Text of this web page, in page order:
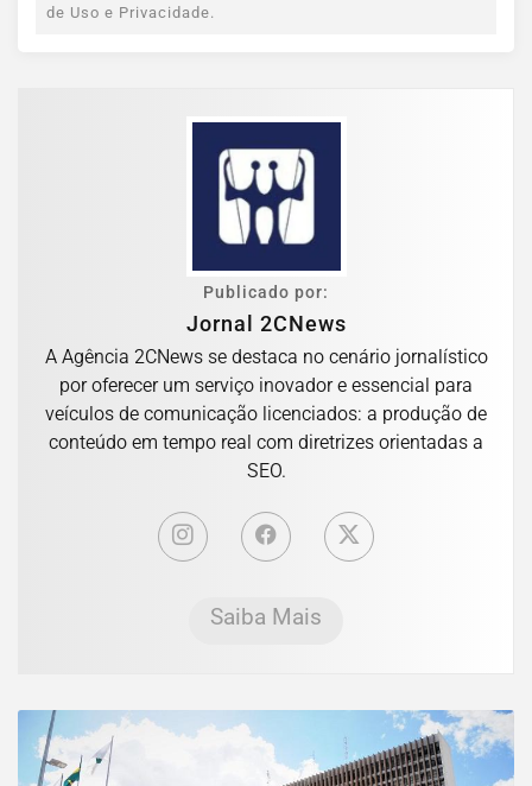
de Uso e Privacidade.
Publicado por:
Jornal 2CNews
A Agência 2CNews se destaca no cenário jornalístico
por oferecer um serviço inovador e essencial para
veículos de comunicação licenciados: a produção de
conteúdo em tempo real com diretrizes orientadas a
SEO.
Saiba Mais